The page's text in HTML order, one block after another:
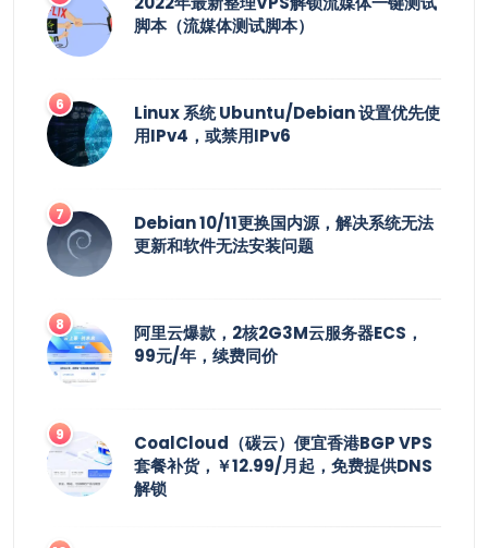
脚本（流媒体测试脚本）
Linux 系统 Ubuntu/Debian 设置优先使
用IPv4，或禁用IPv6
Debian 10/11更换国内源，解决系统无法
更新和软件无法安装问题
阿里云爆款，2核2G3M云服务器ECS，
99元/年，续费同价
CoalCloud（碳云）便宜香港BGP VPS
套餐补货，￥12.99/月起，免费提供DNS
解锁